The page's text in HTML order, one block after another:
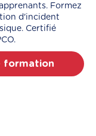
Formez
d'incident
Certifié
formation